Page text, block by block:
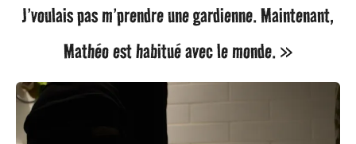
J’voulais pas m’prendre une gardienne. Maintenant,
Mathéo est habitué avec le monde. »